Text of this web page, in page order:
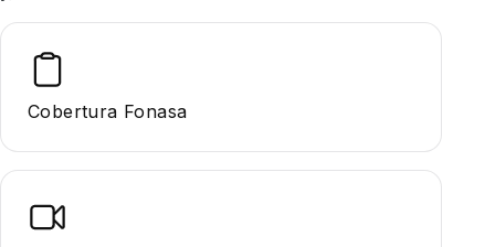
Cobertura Fonasa